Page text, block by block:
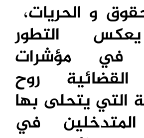
و الحريات،
التطور
في مؤشرات
القضائية روح
التي يتحلى بها
في